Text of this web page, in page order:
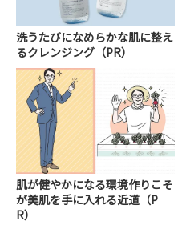
洗うたびになめらかな肌に整え
るクレンジング（PR）
肌が健やかになる環境作りこそ
が美肌を手に入れる近道（P
R）